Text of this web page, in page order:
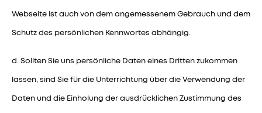
Webseite ist auch von dem angemessenem Gebrauch und dem
Schutz des persönlichen Kennwortes abhängig.
d. Sollten Sie uns persönliche Daten eines Dritten zukommen
lassen, sind Sie für die Unterrichtung über die Verwendung der
Daten und die Einholung der ausdrücklichen Zustimmung des